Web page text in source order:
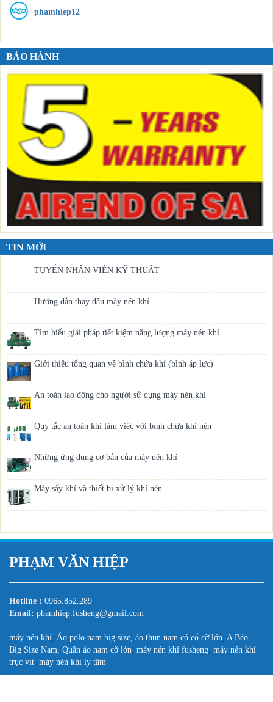
phamhiep12
BẢO HÀNH
TIN MỚI
TUYỂN NHÂN VIÊN KỸ THUẬT
Hướng dẫn thay dầu máy nén khí
Tìm hiểu giải pháp tiết kiệm năng lượng máy nén khí
Giới thiệu tổng quan về bình chứa khí (bình áp lực)
An toàn lao động cho người sử dụng máy nén khí
Quy tắc an toàn khi làm việc với bình chứa khí nén
Những ứng dụng cơ bản của máy nén khí
Máy sấy khí và thiết bị xử lý khí nén
PHẠM VĂN HIỆP
Hotline : 0965.852.289
Email: phamhiep.fusheng@gmail.com
máy nén khí Áo polo nam big size, áo thun nam có cổ cỡ lớn A Béo -
Big Size Nam, Quần áo nam cỡ lớn máy nén khí fusheng máy nén khí
trục vít máy nén khí ly tâm